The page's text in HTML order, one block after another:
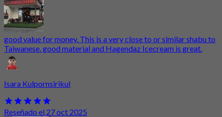
good value for money. This is a very close to or similar shabu to
Taiwanese. good material and Hagendaz Icecream is great.
Isara Kulpornsirikul
Reseñado el 27 oct 2025